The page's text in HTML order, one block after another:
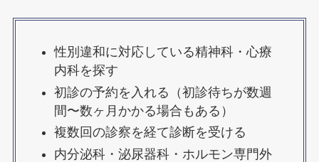
性別違和に対応している精神科・心療
内科を探す
初診の予約を入れる（初診待ちが数週
間〜数ヶ月かかる場合もある）
複数回の診察を経て診断を受ける
内分泌科・泌尿器科・ホルモン専門外